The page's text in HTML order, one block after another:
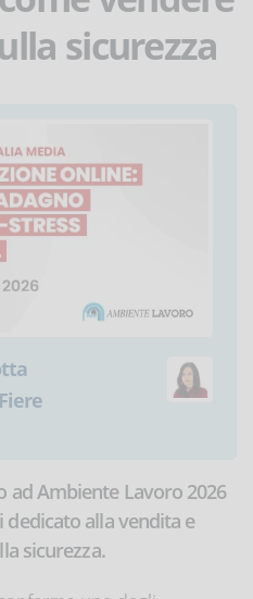
sicurezza
ad Ambiente Lavoro 2026
alla vendita e
sicurezza.